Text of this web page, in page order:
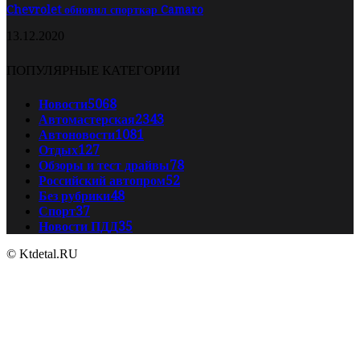
Chevrolet обновил спорткар Camaro
13.12.2020
ПОПУЛЯРНЫЕ КАТЕГОРИИ
Новости5068
Автомастерская2343
Автоновости1081
Отдых127
Обзоры и тест драйвы78
Российский автопром52
Без рубрики48
Спорт37
Новости ПДД35
© Ktdetal.RU